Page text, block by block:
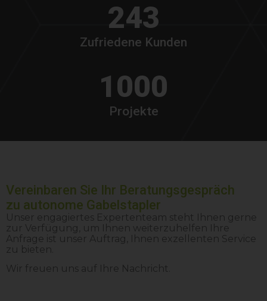
243
Zufriedene Kunden
1000
Projekte
Vereinbaren Sie Ihr Beratungsgespräch
zu autonome Gabelstapler
Unser engagiertes Expertenteam steht Ihnen gerne
zur Verfügung, um Ihnen weiterzuhelfen Ihre
Anfrage ist unser Auftrag, Ihnen exzellenten Service
zu bieten.
Wir freuen uns auf Ihre Nachricht.